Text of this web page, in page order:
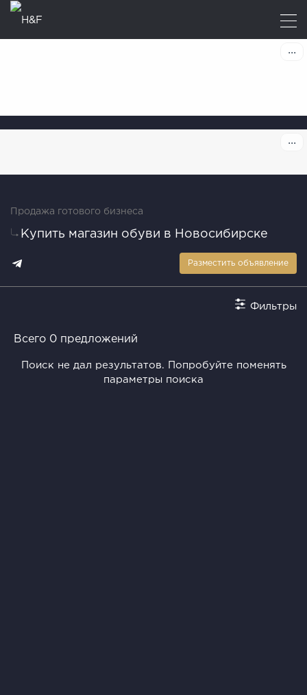
Продажа готового бизнеса
Купить магазин обуви в Новосибирске
Разместить объявление
Фильтры
Всего 0 предложений
Поиск не дал результатов. Попробуйте поменять
параметры поиска